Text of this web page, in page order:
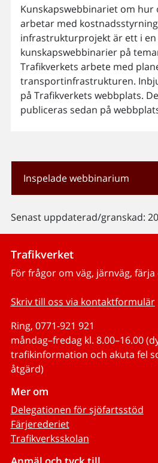
Kunskapswebbinariet om hur
arbetar med
infrastrukturprojekt är ett i en
kunskapswebbinarier på
Trafikverkets arbete med
transportinfrastrukturen.
på Trafikverkets webbplats.
publiceras sedan på
Inspelade webbinarium
Senast uppdaterad/granskad:
Trafikverket
För frågor om väg, järnväg,
Skriv till oss via kontaktformulär
Ring, 0771-921 921
måndag–fredag kl. 8.00–16.00
trafikinformation och akuta fel
åtgärd)
Mer om
Delegationen för sjöfartsstöd
Färjerederiet
Trafikverksskolan